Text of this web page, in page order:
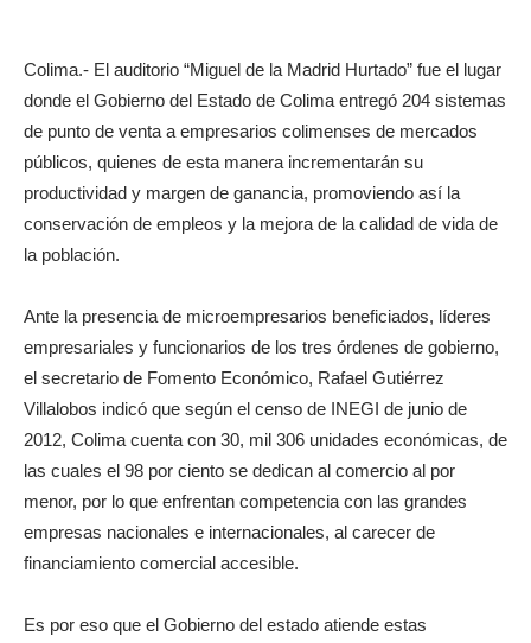
Colima.- El auditorio “Miguel de la Madrid Hurtado” fue el lugar
donde el Gobierno del Estado de Colima entregó 204 sistemas
de punto de venta a empresarios colimenses de mercados
públicos, quienes de esta manera incrementarán su
productividad y margen de ganancia, promoviendo así la
conservación de empleos y la mejora de la calidad de vida de
la población.
Ante la presencia de microempresarios beneficiados, líderes
empresariales y funcionarios de los tres órdenes de gobierno,
el secretario de Fomento Económico, Rafael Gutiérrez
Villalobos indicó que según el censo de INEGI de junio de
2012, Colima cuenta con 30, mil 306 unidades económicas, de
las cuales el 98 por ciento se dedican al comercio al por
menor, por lo que enfrentan competencia con las grandes
empresas nacionales e internacionales, al carecer de
financiamiento comercial accesible.
Es por eso que el Gobierno del estado atiende estas